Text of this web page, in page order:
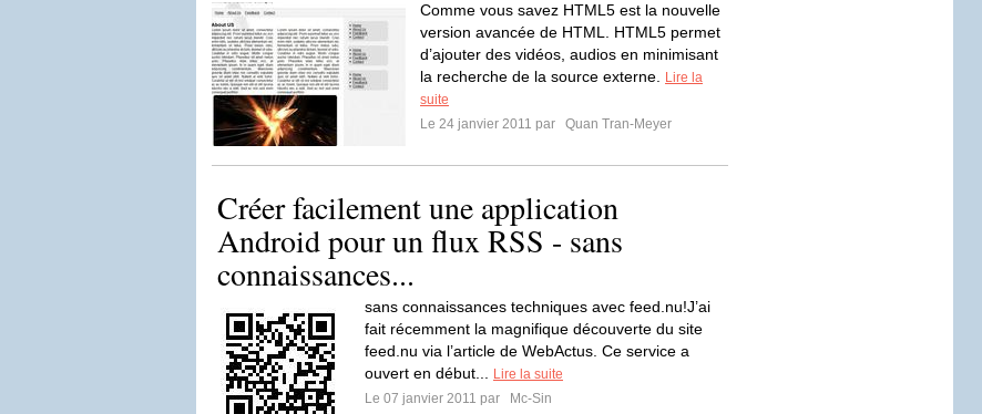
Comme vous savez HTML5 est la nouvelle
version avancée de HTML. HTML5 permet
d’ajouter des vidéos, audios en minimisant
la recherche de la source externe.
Lire la
suite
Le 24 janvier 2011 par
Quan Tran-Meyer
Créer facilement une application
Android pour un flux RSS - sans
connaissances...
sans connaissances techniques avec feed.nu!J’ai
fait récemment la magnifique découverte du site
feed.nu via l’article de WebActus. Ce service a
ouvert en début...
Lire la suite
Le 07 janvier 2011 par
Mc-Sin